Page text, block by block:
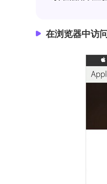
在浏览器中访